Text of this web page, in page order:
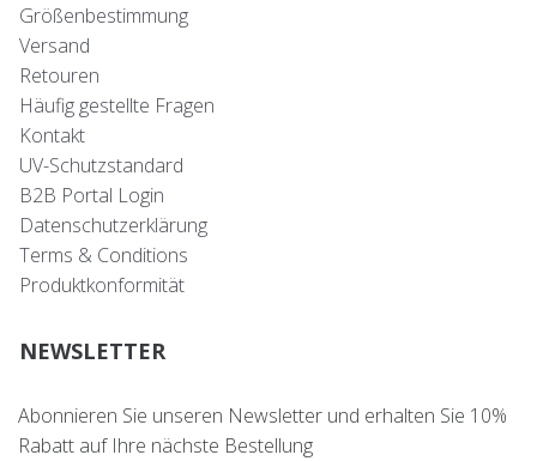
Größenbestimmung
Versand
Retouren
Häufig gestellte Fragen
Kontakt
UV-Schutzstandard
B2B Portal Login
Datenschutzerklärung
Terms & Conditions
Produktkonformität
NEWSLETTER
Abonnieren Sie unseren Newsletter und erhalten Sie 10%
Rabatt auf Ihre nächste Bestellung